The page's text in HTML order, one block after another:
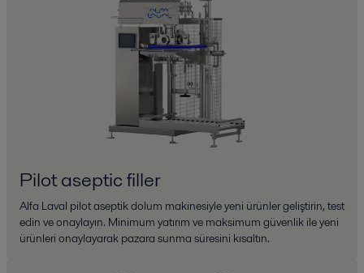
Pilot aseptic filler
Alfa Laval pilot aseptik dolum makinesiyle yeni ürünler geliştirin, test
edin ve onaylayın. Minimum yatırım ve maksimum güvenlik ile yeni
ürünleri onaylayarak pazara sunma süresini kısaltın.